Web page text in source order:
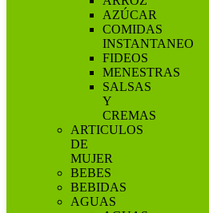
AZÚCAR
COMIDAS
INSTANTANEO
FIDEOS
MENESTRAS
SALSAS
Y
CREMAS
ARTICULOS
DE
MUJER
BEBES
BEBIDAS
AGUAS